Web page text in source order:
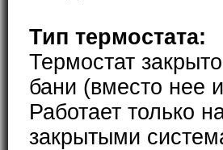
Тип термостата:
Термостат
бани (вместо нее
Работает только
закрытыми